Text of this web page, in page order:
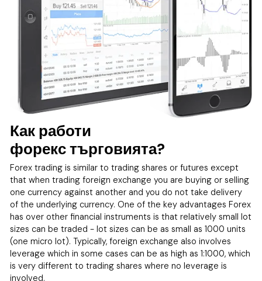
Как работи
форекс търговията?
Forex trading is similar to trading shares or futures except
that when trading foreign exchange you are buying or selling
one currency against another and you do not take delivery
of the underlying currency. One of the key advantages Forex
has over other financial instruments is that relatively small lot
sizes can be traded - lot sizes can be as small as 1000 units
(one micro lot). Typically, foreign exchange also involves
leverage which in some cases can be as high as 1:1000, which
is very different to trading shares where no leverage is
involved.